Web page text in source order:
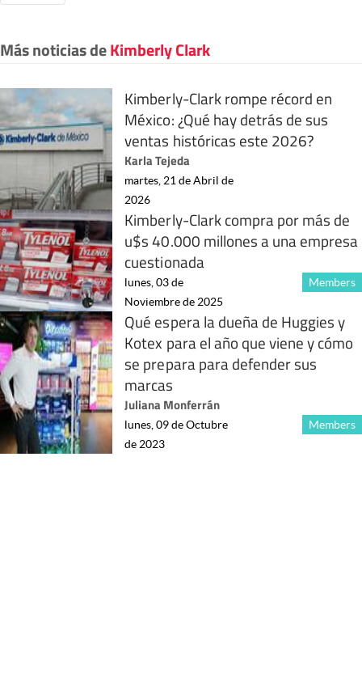
Más noticias deKimberly Clark
Kimberly-Clark rompe récord en
México: ¿Qué hay detrás de sus
ventas históricas este 2026?
Karla Tejeda
martes, 21 de Abril de
2026
Kimberly-Clark compra por más de
u$s 40.000 millones a una empresa
cuestionada
Members
lunes, 03 de
Noviembre de 2025
Qué espera la dueña de Huggies y
Kotex para el año que viene y cómo
se prepara para defender sus
marcas
Juliana Monferrán
Members
lunes, 09 de Octubre
de 2023